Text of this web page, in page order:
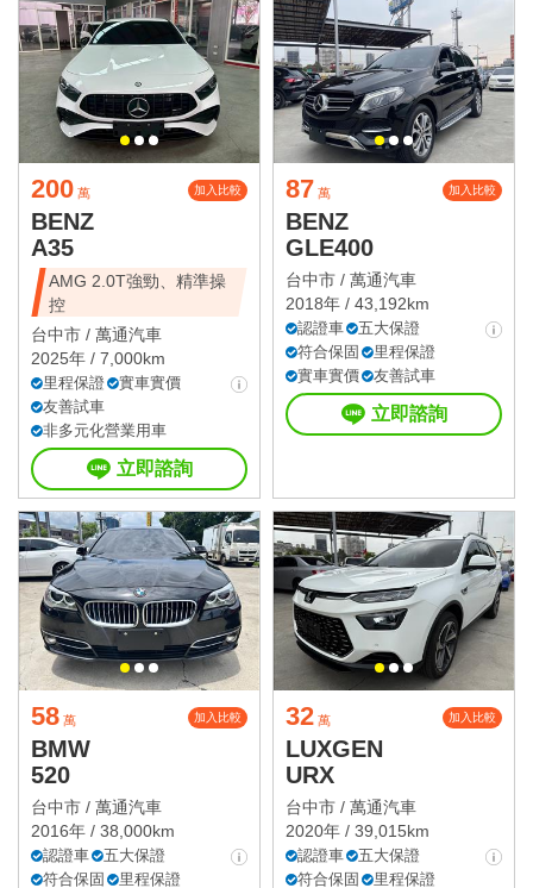
200 萬 加入比較
BENZ
A35
AMG 2.0T強勁、精準操
控
台中市 / 萬通汽車
2025年 / 7,000km
里程保證
實車實價
友善試車
非多元化營業用車
立即諮詢
87 萬 加入比較
BENZ
GLE400
台中市 / 萬通汽車
2018年 / 43,192km
認證車
五大保證
符合保固
里程保證
實車實價
友善試車
立即諮詢
58 萬 加入比較
BMW
520
台中市 / 萬通汽車
2016年 / 38,000km
認證車
五大保證
符合保固
里程保證
32 萬 加入比較
LUXGEN
URX
台中市 / 萬通汽車
2020年 / 39,015km
認證車
五大保證
符合保固
里程保證